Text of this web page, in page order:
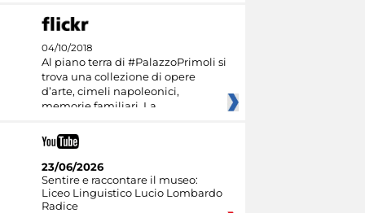
04/10/2018
Al piano terra di #PalazzoPrimoli si
trova una collezione di opere
d’arte, cimeli napoleonici,
memorie familiari. La
23/06/2026
Sentire e raccontare il museo:
Liceo Linguistico Lucio Lombardo
Radice